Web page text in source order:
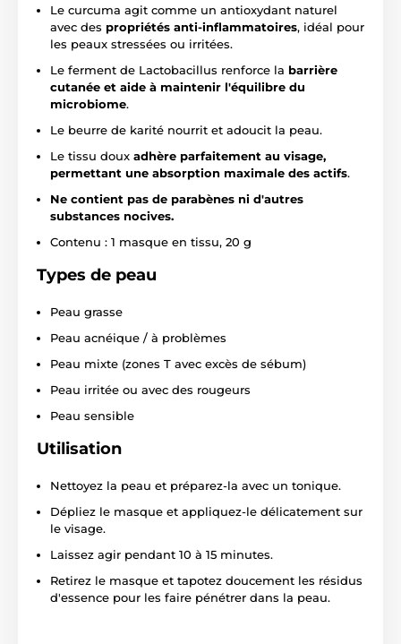
Le curcuma agit comme un antioxydant naturel
avec des propriétés anti-inflammatoires, idéal pour
les peaux stressées ou irritées.
Le ferment de Lactobacillus renforce la barrière
cutanée et aide à maintenir l'équilibre du
microbiome.
Le beurre de karité nourrit et adoucit la peau.
Le tissu doux adhère parfaitement au visage,
permettant une absorption maximale des actifs.
Ne contient pas de parabènes ni d'autres
substances nocives.
Contenu : 1 masque en tissu, 20 g
Types de peau
Peau grasse
Peau acnéique / à problèmes
Peau mixte (zones T avec excès de sébum)
Peau irritée ou avec des rougeurs
Peau sensible
Utilisation
Nettoyez la peau et préparez-la avec un tonique.
Dépliez le masque et appliquez-le délicatement sur
le visage.
Laissez agir pendant 10 à 15 minutes.
Retirez le masque et tapotez doucement les résidus
d'essence pour les faire pénétrer dans la peau.